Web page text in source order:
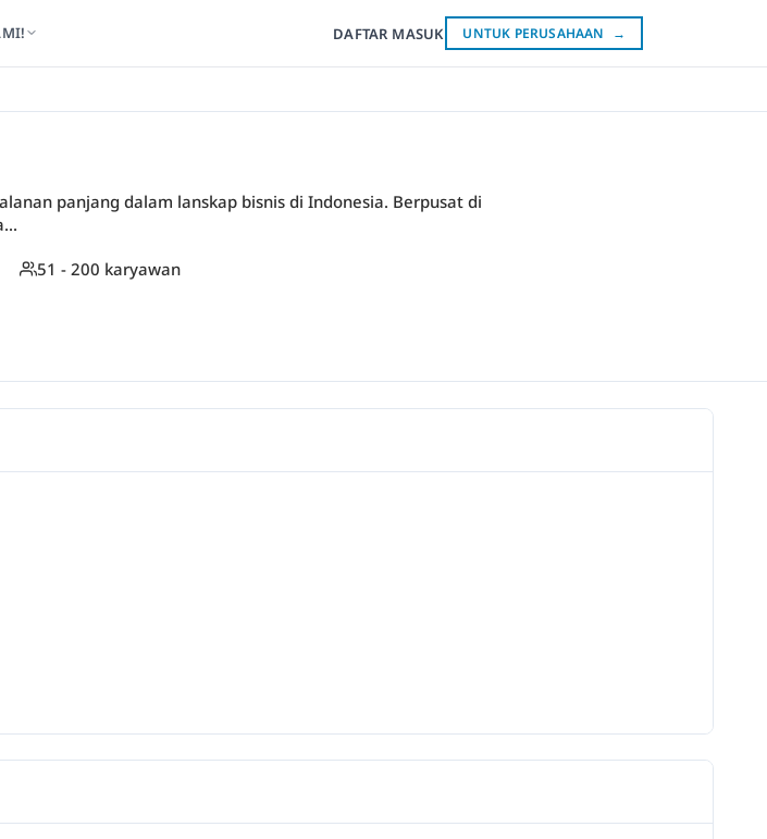
DAFTAR MASUK UNTUK PERUSAHAAN →
panjang dalam lanskap bisnis di Indonesia. Berpusat di
51 - 200 karyawan